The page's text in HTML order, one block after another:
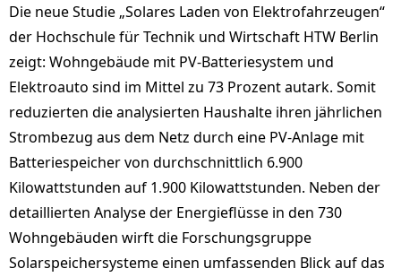
Die neue Studie „Solares Laden von Elektrofahrzeugen“
der Hochschule für Technik und Wirtschaft HTW Berlin
zeigt: Wohngebäude mit PV-Batteriesystem und
Elektroauto sind im Mittel zu 73 Prozent autark. Somit
reduzierten die analysierten Haushalte ihren jährlichen
Strombezug aus dem Netz durch eine PV-Anlage mit
Batteriespeicher von durchschnittlich 6.900
Kilowattstunden auf 1.900 Kilowattstunden. Neben der
detaillierten Analyse der Energieflüsse in den 730
Wohngebäuden wirft die Forschungsgruppe
Solarspeichersysteme einen umfassenden Blick auf das